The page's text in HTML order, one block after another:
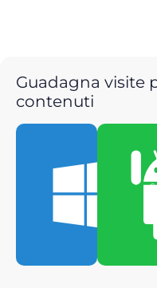
Guadagna visite
contenuti